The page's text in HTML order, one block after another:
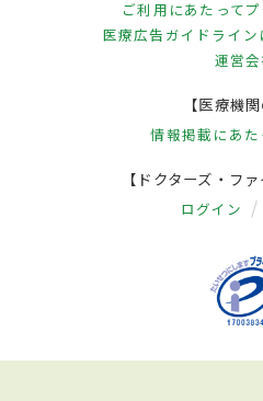
ご利用にあたって
医療広告ガイドライン
運営
【医療機関
情報掲載にあた
【ドクターズ・フ
ログイン